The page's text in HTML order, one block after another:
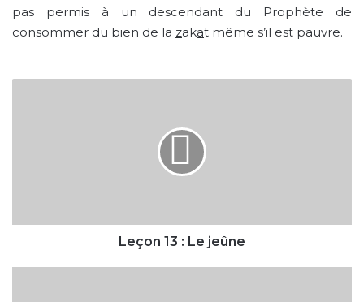
pas permis à un descendant du Prophète de
consommer du bien de la zakat même s’il est pauvre.
Leçon 13 : Le jeûne